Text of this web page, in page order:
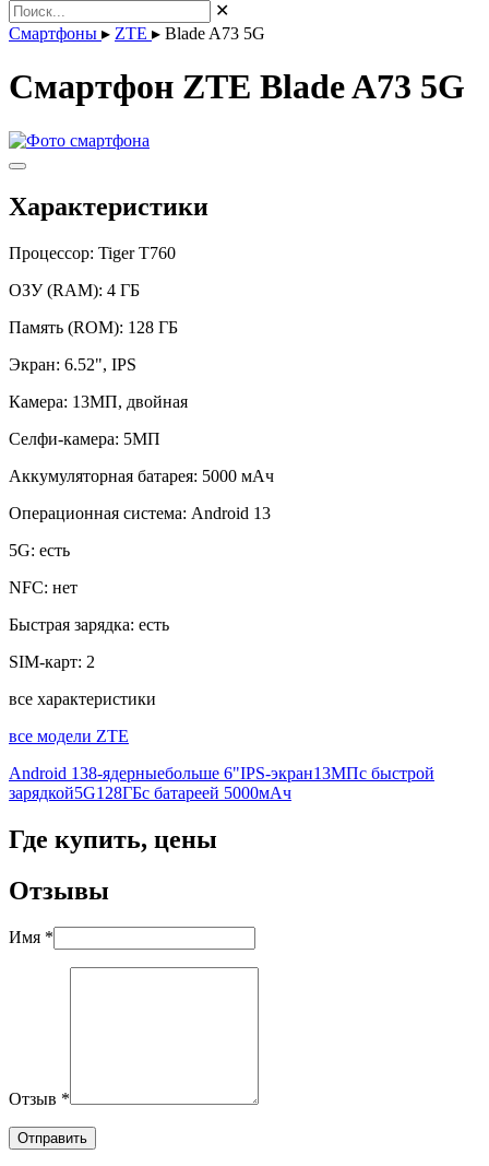
✕
Смартфоны ▸ ZTE ▸ Blade A73 5G
Смартфон ZTE Blade A73 5G
Характеристики
Процессор: Tiger T760
ОЗУ (RAM): 4 ГБ
Память (ROM): 128 ГБ
Экран: 6.52", IPS
Камера: 13МП, двойная
Селфи-камера: 5МП
Аккумуляторная батарея: 5000 мАч
Операционная система: Android 13
5G: есть
NFC: нет
Быстрая зарядка: есть
SIM-карт: 2
все характеристики
все модели ZTE
Android 138-ядерныебольше 6"IPS-экран13МПс быстрой
зарядкой5G128ГБс батареей 5000мАч
Где купить, цены
Отзывы
Имя *
Отзыв *